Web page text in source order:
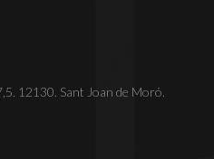
12130. Sant Joan de Moró.